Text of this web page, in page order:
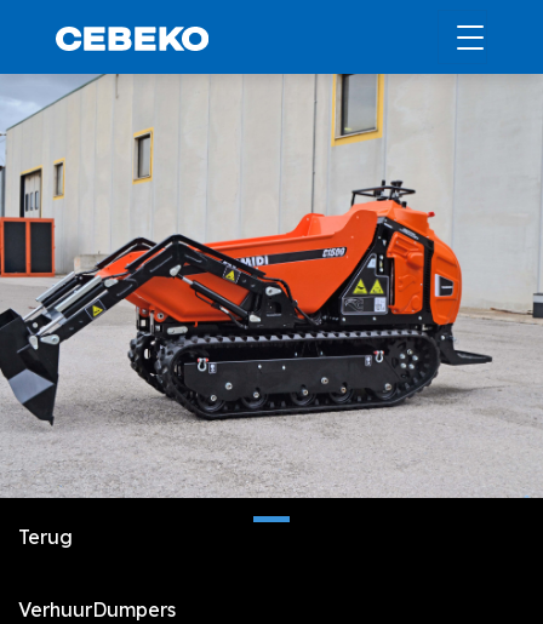
Terug
VerhuurDumpers